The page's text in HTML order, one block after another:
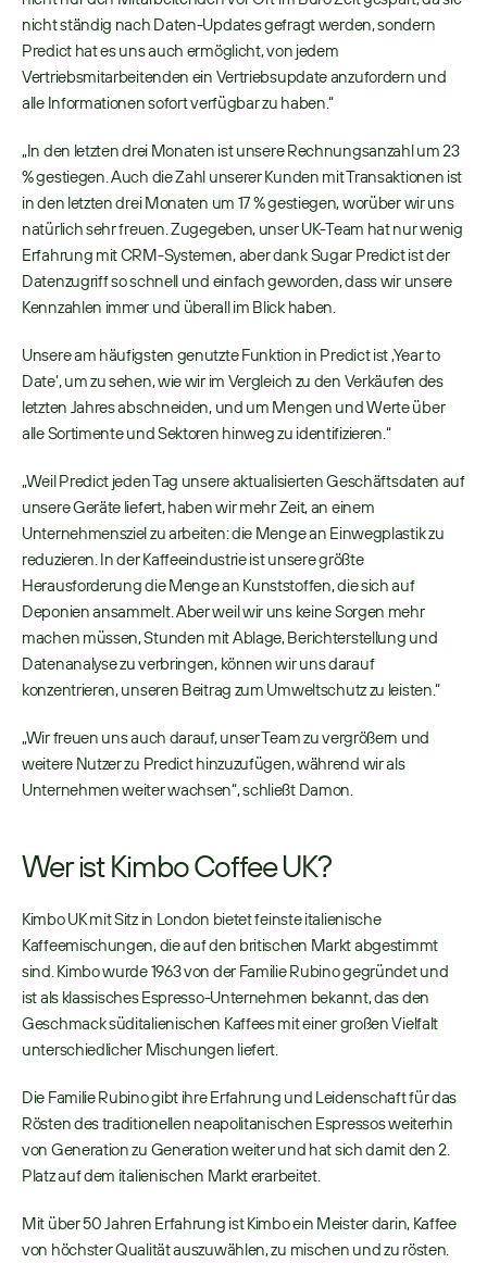
nicht ständig nach Daten-Updates gefragt werden, sondern
Predict hat es uns auch ermöglicht, von jedem
Vertriebsmitarbeitenden ein Vertriebsupdate anzufordern und
alle Informationen sofort verfügbar zu haben.“
„In den letzten drei Monaten ist unsere Rechnungsanzahl um 23
% gestiegen. Auch die Zahl unserer Kunden mit Transaktionen ist
in den letzten drei Monaten um 17 % gestiegen, worüber wir uns
natürlich sehr freuen. Zugegeben, unser UK-Team hat nur wenig
Erfahrung mit CRM-Systemen, aber dank Sugar Predict ist der
Datenzugriff so schnell und einfach geworden, dass wir unsere
Kennzahlen immer und überall im Blick haben.
Unsere am häufigsten genutzte Funktion in Predict ist ‚Year to
Date‘, um zu sehen, wie wir im Vergleich zu den Verkäufen des
letzten Jahres abschneiden, und um Mengen und Werte über
alle Sortimente und Sektoren hinweg zu identifizieren.“
„Weil Predict jeden Tag unsere aktualisierten Geschäftsdaten auf
unsere Geräte liefert, haben wir mehr Zeit, an einem
Unternehmensziel zu arbeiten: die Menge an Einwegplastik zu
reduzieren. In der Kaffeeindustrie ist unsere größte
Herausforderung die Menge an Kunststoffen, die sich auf
Deponien ansammelt. Aber weil wir uns keine Sorgen mehr
machen müssen, Stunden mit Ablage, Berichterstellung und
Datenanalyse zu verbringen, können wir uns darauf
konzentrieren, unseren Beitrag zum Umweltschutz zu leisten.“
„Wir freuen uns auch darauf, unser Team zu vergrößern und
weitere Nutzer zu Predict hinzuzufügen, während wir als
Unternehmen weiter wachsen“, schließt Damon.
Wer ist Kimbo Coffee UK?
Kimbo UK mit Sitz in London bietet feinste italienische
Kaffeemischungen, die auf den britischen Markt abgestimmt
sind. Kimbo wurde 1963 von der Familie Rubino gegründet und
ist als klassisches Espresso-Unternehmen bekannt, das den
Geschmack süditalienischen Kaffees mit einer großen Vielfalt
unterschiedlicher Mischungen liefert.
Die Familie Rubino gibt ihre Erfahrung und Leidenschaft für das
Rösten des traditionellen neapolitanischen Espressos weiterhin
von Generation zu Generation weiter und hat sich damit den 2.
Platz auf dem italienischen Markt erarbeitet.
Mit über 50 Jahren Erfahrung ist Kimbo ein Meister darin, Kaffee
von höchster Qualität auszuwählen, zu mischen und zu rösten.